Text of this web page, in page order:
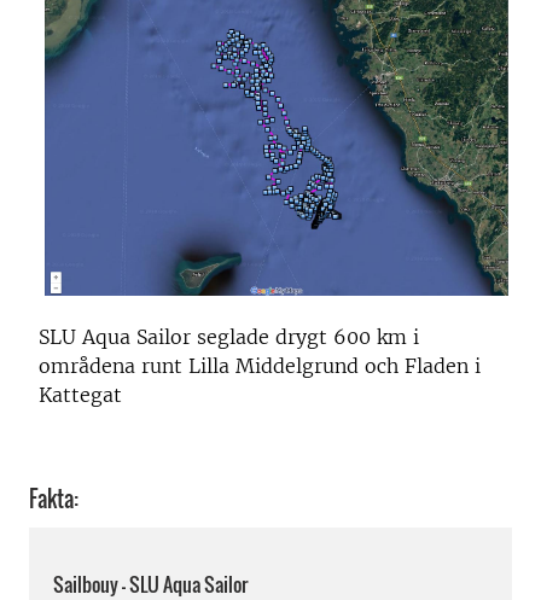
SLU Aqua Sailor seglade drygt 600 km i
områdena runt Lilla Middelgrund och Fladen i
Kattegat
Fakta:
Sailbouy - SLU Aqua Sailor